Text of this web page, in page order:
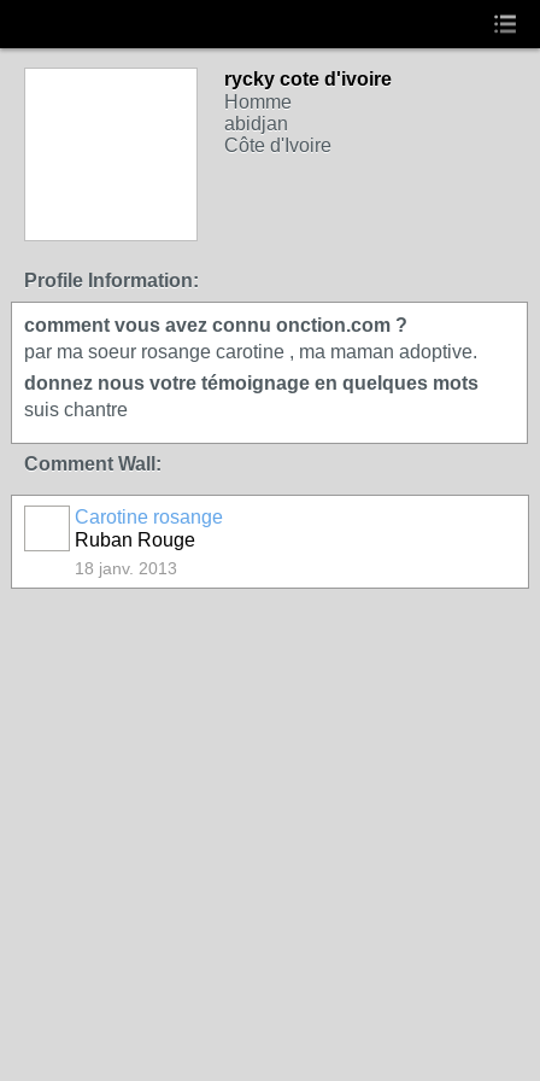
rycky cote d'ivoire
Homme
abidjan
Côte d'Ivoire
Profile Information:
comment vous avez connu onction.com ?
par ma soeur rosange carotine , ma maman adoptive.
donnez nous votre témoignage en quelques mots
suis chantre
Comment Wall:
Carotine rosange
Ruban Rouge
18 janv. 2013